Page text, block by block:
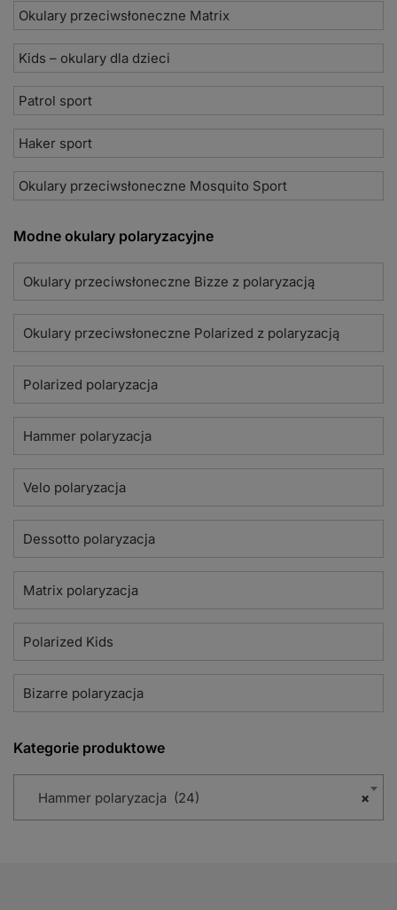
Okulary przeciwsłoneczne Matrix
Kids – okulary dla dzieci
Patrol sport
Haker sport
Okulary przeciwsłoneczne Mosquito Sport
Modne okulary polaryzacyjne
Okulary przeciwsłoneczne Bizze z polaryzacją
Okulary przeciwsłoneczne Polarized z polaryzacją
Polarized polaryzacja
Hammer polaryzacja
Velo polaryzacja
Dessotto polaryzacja
Matrix polaryzacja
Polarized Kids
Bizarre polaryzacja
Kategorie produktowe
×
Hammer polaryzacja (24)